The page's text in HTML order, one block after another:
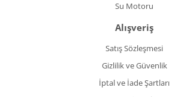
Su Motoru
Alışveriş
Satış Sözleşmesi
Gizlilik ve Güvenlik
İptal ve İade Şartları